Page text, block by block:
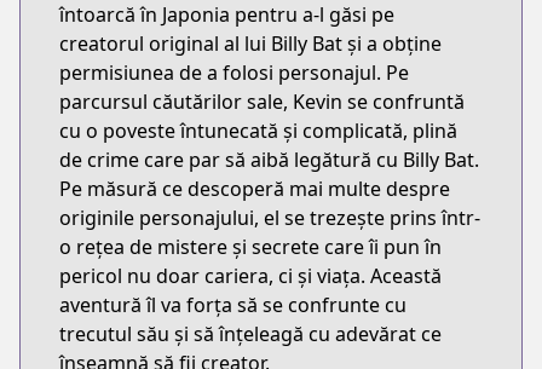
întoarcă în Japonia pentru a-l găsi pe
creatorul original al lui Billy Bat și a obține
permisiunea de a folosi personajul. Pe
parcursul căutărilor sale, Kevin se confruntă
cu o poveste întunecată și complicată, plină
de crime care par să aibă legătură cu Billy Bat.
Pe măsură ce descoperă mai multe despre
originile personajului, el se trezește prins într-
o rețea de mistere și secrete care îi pun în
pericol nu doar cariera, ci și viața. Această
aventură îl va forța să se confrunte cu
trecutul său și să înțeleagă cu adevărat ce
înseamnă să fii creator.